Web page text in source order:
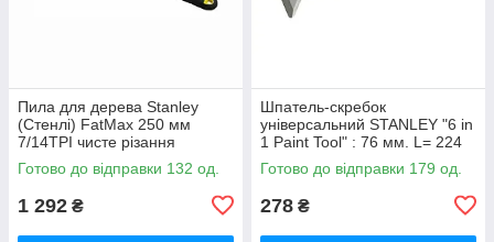
Пила для дерева Stanley
(Стенлі) FatMax 250 мм
7/14TPI чисте різання
двостороння гнучка
Готово до відправки 132 од.
1 292 ₴
Шпатель-скребок
універсальний STANLEY "6 in
1 Paint Tool" : 76 мм. L= 224
мм.
Готово до відправки 179 од.
278 ₴